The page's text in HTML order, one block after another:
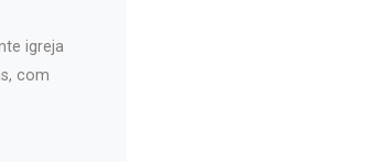
igreja
com